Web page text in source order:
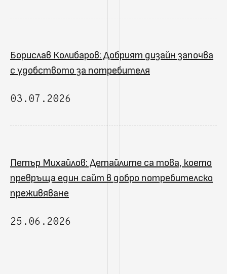
Борислав Колибаров: Добрият дизайн започва
с удобството за потребителя
03.07.2026
Петър Михайлов: Детайлите са това, което
превръща един сайт в добро потребителско
преживяване
25.06.2026